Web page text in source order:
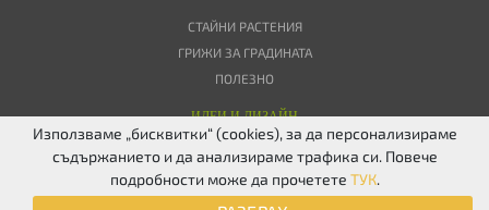
СТАЙНИ РАСТЕНИЯ
ГРИЖИ ЗА ГРАДИНАТА
ПОЛЕЗНО
ИДЕИ И ДИЗАЙН
ПОВЕРИТЕЛНОСТ БИСКВИТКИ КОНТАКТИ
TWITTER
Използваме „бисквитки“ (cookies), за да персонализираме
съдържанието и да анализираме трафика си. Повече
подробности може да прочетете ТУК.